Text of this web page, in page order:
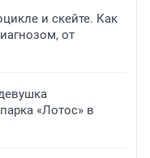
и скейте. Как
от
«Лотос» в